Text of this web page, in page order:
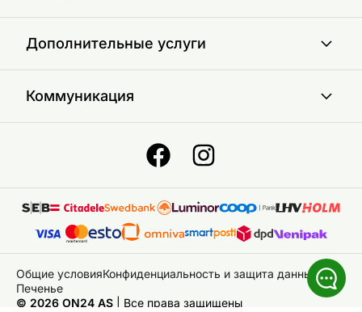
Дополнительные услуги
Коммуникация
© 2026 ON24 AS Bce права защищены
Общие условияКонфиденциальность и защита данных
Печенье